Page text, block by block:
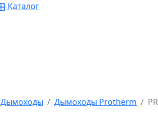
Каталог
Дымоходы Дымоходы Protherm